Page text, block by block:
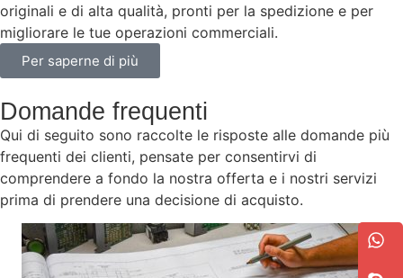
originali e di alta qualità, pronti per la spedizione e per
migliorare le tue operazioni commerciali.
Per saperne di più
Domande frequenti
Qui di seguito sono raccolte le risposte alle domande più
frequenti dei clienti, pensate per consentirvi di
comprendere a fondo la nostra offerta e i nostri servizi
prima di prendere una decisione di acquisto.